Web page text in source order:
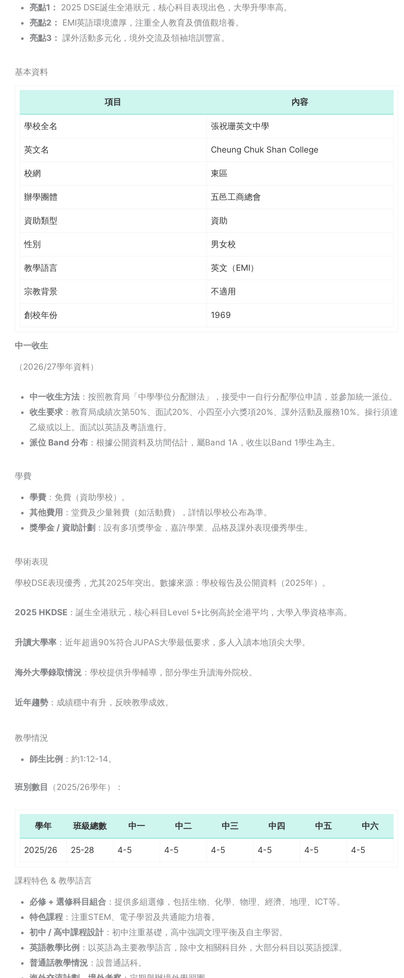
亮點1：
2025 DSE誕生全港狀元，核心科目表現出色，大學升學率高。
亮點2：
EMI英語環境濃厚，注重全人教育及價值觀培養。
亮點3： 課外活動多元化，境外交流及領袖培訓豐富。
基本資料
項目 內容
學校全名 張祝珊英文中學
英文名 Cheung Chuk Shan College
校網 東區
辦學團體 五邑工商總會
資助類型 資助
性別 男女校
教學語言 英文（EMI）
宗教背景 不適用
創校年份 1969
中一收生
（2026/27學年資料）
中一收生方法 ：按照教育局「中學學位分配辦法」，接受中一自行分配學位申請，並參加統一派位。
收生要求 ：教育局成績次第50%、面試20%、小四至小六獎項20%、課外活動及服務10%。操行須達
乙級或以上。面試以英語及粵語進行。
派位 Band 分布 ：根據公開資料及坊間估計，屬Band 1A，收生以Band 1學生為主。
學費
學費 ：免費（資助學校）。
其他費用 ：堂費及少量雜費（如活動費），詳情以學校公布為準。
獎學金 / 資助計劃 ：設有多項獎學金，嘉許學業、品格及課外表現優秀學生。
學術表現
學校DSE表現優秀，尤其2025年突出。數據來源：學校報告及公開資料（2025年）。
2025 HKDSE ：誕生全港狀元，核心科目Level 5+比例高於全港平均，大學入學資格率高。
升讀大學率 ：近年超過90%符合JUPAS大學最低要求，多人入讀本地頂尖大學。
海外大學錄取情況 ：學校提供升學輔導，部分學生升讀海外院校。
近年趨勢 ：成績穩中有升，反映教學成效。
教學情況
師生比例 ：約1:12-14。
班別數目 （2025/26學年）：
學年 班級總數 中一 中二 中三 中四 中五 中六
2025/26 25-28 4-5 4-5 4-5 4-5 4-5 4-5
課程特色 & 教學語言
必修 + 選修科目組合 ：提供多組選修，包括生物、化學、物理、經濟、地理、ICT等。
特色課程 ：注重STEM、電子學習及共通能力培養。
初中 / 高中課程設計 ：初中注重基礎，高中強調文理平衡及自主學習。
英語教學比例 ：以英語為主要教學語言，除中文相關科目外，大部分科目以英語授課。
普通話教學情況 ：設普通話科。